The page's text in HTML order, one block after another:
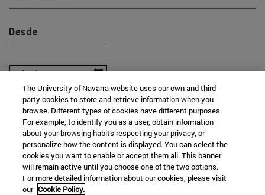
Desde
Hasta
The University of Navarra website uses our own and third-
party cookies to store and retrieve information when you
browse. Different types of cookies have different purposes.
For example, to identify you as a user, obtain information
about your browsing habits respecting your privacy, or
personalize how the content is displayed. You can select the
cookies you want to enable or accept them all. This banner
will remain active until you choose one of the two options.
For more detailed information about our cookies, please visit
our Cookie Policy.